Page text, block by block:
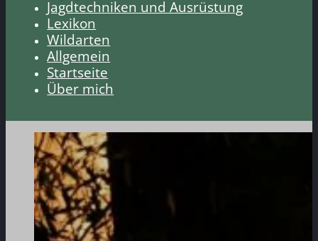
Jagdtechniken und Ausrüstung
Lexikon
Wildarten
Allgemein
Startseite
Über mich